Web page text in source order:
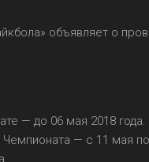
объявляет о
— до 06 мая 2018 года.
— с 11 мая по